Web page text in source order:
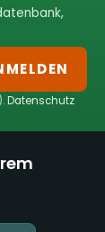
Datenschutz